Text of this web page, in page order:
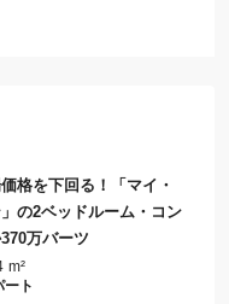
格を下回る！「マイ・
の2ベッドルーム・コン
万バーツ
m²
ート